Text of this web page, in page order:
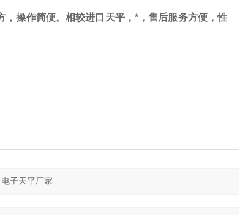
操作简便。相较进口天平，*，售后服务方便，性